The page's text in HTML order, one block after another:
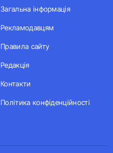
Загальна інформація
Рекламодавцям
Правила сайту
Редакція
Контакти
Політика конфіденційності